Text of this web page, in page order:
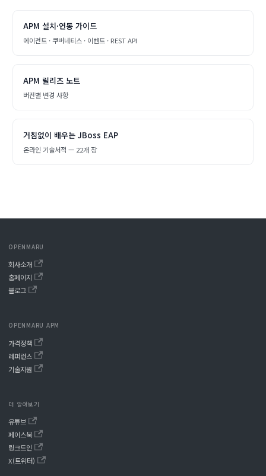
APM 설치·연동 가이드
에이전트 · 쿠버네티스 · 이벤트 · REST API
APM 릴리즈 노트
버전별 변경 사항
거침없이 배우는 JBoss EAP
온라인 기술서적 — 22개 장
OPENMARU
회사소개
홈페이지
블로그
OPENMARU APM
가격정책
레퍼런스
기술지원
더 알아보기
유튜브
페이스북
링크드인
X(트위터)